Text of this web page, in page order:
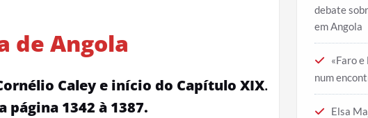
de Angola
Caley e início do Capítulo XIX.
página 1342 à 1387.
debate
em Angola
«Faro
num
Elsa